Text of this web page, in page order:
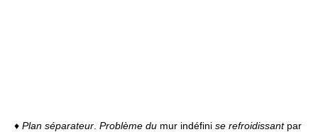
♦ Plan séparateur Problème du mur indéfini se refroidissantpar